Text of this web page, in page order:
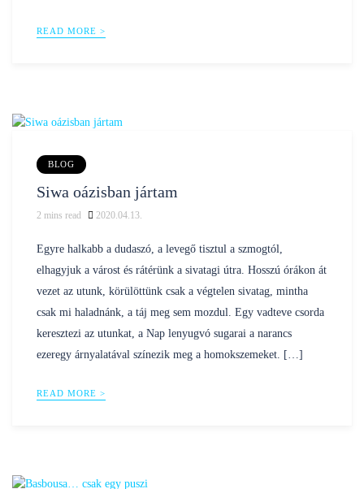
READ MORE >
BLOG
Siwa oázisban jártam
2 mins read
2020.04.13.
by
Egyre halkabb a dudaszó, a levegő tisztul a szmogtól,
elhagyjuk a várost és rátérünk a sivatagi útra. Hosszú órákon át
vezet az utunk, körülöttünk csak a végtelen sivatag, mintha
csak mi haladnánk, a táj meg sem mozdul. Egy vadteve csorda
keresztezi az utunkat, a Nap lenyugvó sugarai a narancs
ezeregy árnyalatával színezik meg a homokszemeket. […]
READ MORE >